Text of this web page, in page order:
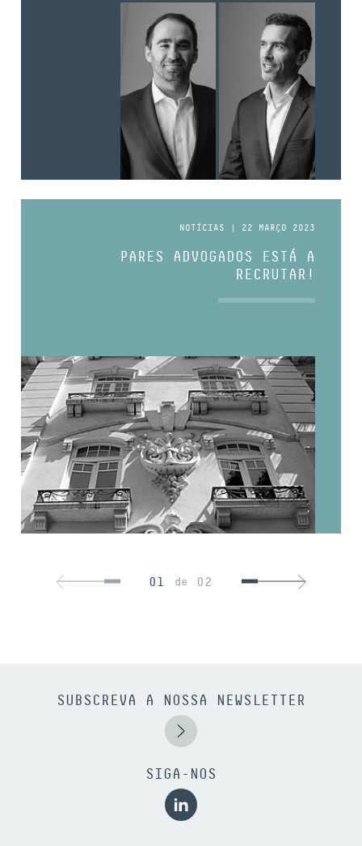
NOTÍCIAS | 22 MARÇO 2023
PARES ADVOGADOS ESTÁ A
RECRUTAR!
01 de 02
SUBSCREVA A NOSSA NEWSLETTER
SIGA-NOS